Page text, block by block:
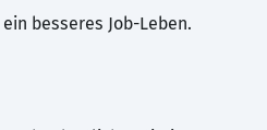
besseres Job-Leben.